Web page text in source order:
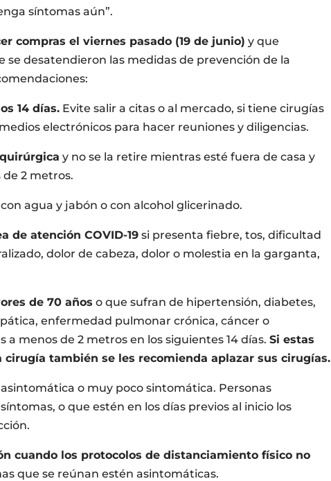
síntomas aún”.
compras el viernes pasado (19 de junio) y que
se desatendieron las medidas de prevención de la
14 días. Evite salir a citas o al mercado, si tiene cirugías
electrónicos para hacer reuniones y diligencias.
y no se la retire mientras esté fuera de casa y
2 metros.
con agua y jabón o con alcohol glicerinado.
de atención COVID-19 si presenta fiebre, tos, dificultad
dolor de cabeza, dolor o molestia en la garganta,
de 70 años o que sufran de hipertensión, diabetes,
enfermedad pulmonar crónica, cáncer o
a menos de 2 metros en los siguientes 14 días.Si estas
cirugía también se les recomienda aplazar sus cirugías.
o muy poco sintomática. Personas
o que estén en los días previos al inicio los
cuando los protocolos de distanciamiento físico no
que se reúnan estén asintomáticas.